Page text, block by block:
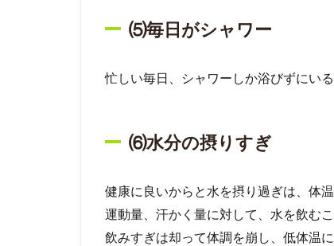
⑸毎日がシャワー
忙しい毎日、シャワーしか浴びずにい
⑹水分の摂りすぎ
健康に良いからと水を摂り過ぎは、体
運動量、汗かく量に対して、水を飲むこ
飲みすぎは却って体調を崩し、低体温に